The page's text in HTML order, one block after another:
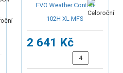
2 641 Kč